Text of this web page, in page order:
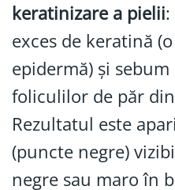
keratinizare a pielii
exces de keratină
epidermă) și
foliculilor de păr
Rezultatul este
(puncte negre)
negre sau maro în